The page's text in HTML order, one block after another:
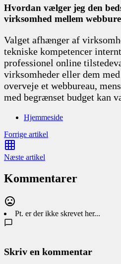
Hvordan vælger jeg den
virksomhed mellem
Valget afhænger af
tekniske kompetencer
professionel online
virksomheder eller dem
overveje et webbureau,
med begrænset budget kan
Hjemmeside
Forrige artikel
Næste artikel
Kommentarer
Pt. er der ikke skrevet her...
Skriv en kommentar